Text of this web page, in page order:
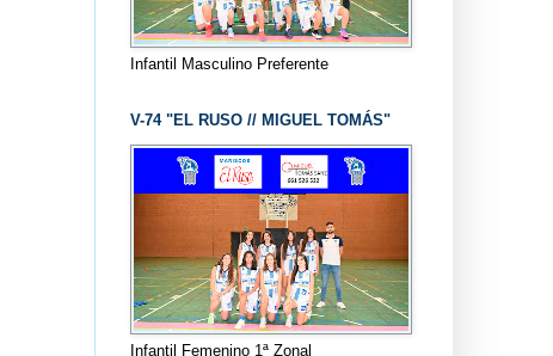
Infantil Masculino Preferente
V-74 "EL RUSO // MIGUEL TOMÁS"
Infantil Femenino 1ª Zonal